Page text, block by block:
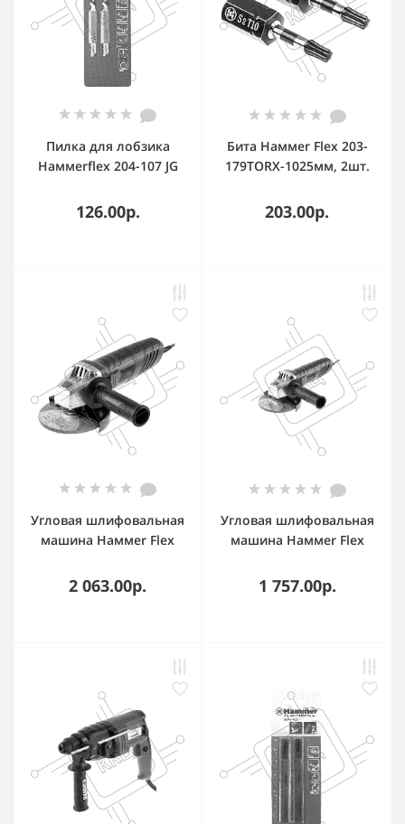
Пилка для лобзика
Haммerflex 204-107 JG
мягк.др\пл, 67мм, шаг
1.9-2.3, HCS, 2шт
126.00р.
Бита Haммer Flex 203-
179TORX-1025мм, 2шт.
203.00р.
Угловая шлифовальная
машина Haммer Flex
12000об/мин 125мм
2 063.00р.
Угловая шлифовальная
машина Haммer Flex
12000об/мин 125мм
1 757.00р.